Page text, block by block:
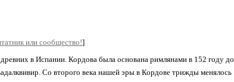
или сообщество!]
в Испании. Кордова была основана римлянами в 152 году до
Со второго века нашей эры в Кордове трижды менялось